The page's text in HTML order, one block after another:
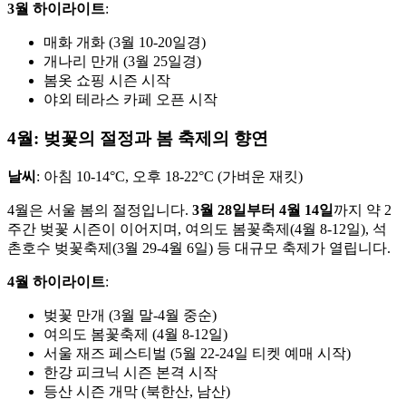
3월 하이라이트:
매화 개화 (3월 10-20일경)
개나리 만개 (3월 25일경)
봄옷 쇼핑 시즌 시작
야외 테라스 카페 오픈 시작
4월: 벚꽃의 절정과 봄 축제의 향연
날씨 : 아침 10-14°C, 오후 18-22°C (가벼운 재킷)
4월은 서울 봄의 절정입니다. 3월 28일부터 4월 14일 까지 약 2
주간 벚꽃 시즌이 이어지며, 여의도 봄꽃축제(4월 8-12일), 석
촌호수 벚꽃축제(3월 29-4월 6일) 등 대규모 축제가 열립니다.
4월 하이라이트:
벚꽃 만개 (3월 말-4월 중순)
여의도 봄꽃축제 (4월 8-12일)
서울 재즈 페스티벌 (5월 22-24일 티켓 예매 시작)
한강 피크닉 시즌 본격 시작
등산 시즌 개막 (북한산, 남산)